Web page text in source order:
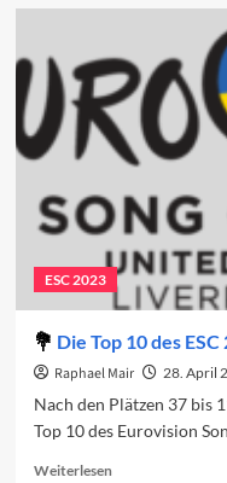
ESC 2023
Die Top 10 des ESC
Raphael Mair 28. April
Nach den Plätzen 37 bis
Top 10 des Eurovision
WeiterlesenRead